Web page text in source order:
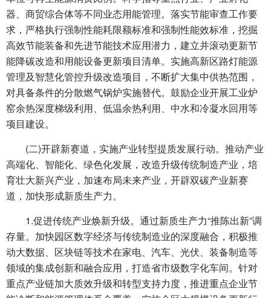
器、商贸综合体等不同业态用能管理。落实节能审查工作要
求，严格执行强制性能耗限额标准和强制性能效标准，挖掘
高效节能装备和先进节能技术应用潜力，建立并滚动更新节
能降碳改造和用能设备更新项目清单。实施高新区路灯能源
管理及智慧化管控升级改造项目，不断扩大集中供热范围，
对具备条件的分散燃气锅炉实施替代。鼓励企业开展工业炉
窑余热深度梯级利用、低温余热利用、中水和冷凝水回用等
项目建设。
(二)开辟新赛道，实施产业转型提质发展行动。推动产业
高端化、智能化、绿色化发展，改造升级传统制造产业，培
育壮大新兴产业，加速布局未来产业，开辟双碳产业新赛
道，加快形成新质生产力。
1.促进传统产业焕新升级。通过新质生产力“推陈出新”调
存量。加快园区数字经济与传统制造业的深度融合，积极推
动大数据、区块链等技术在家电、汽车、光伏、装备制造等
领域的集成创新和融合应用，打造省市级数字化车间。针对
重点产业链加大质效升级和转型支持力度，推进重点企业节